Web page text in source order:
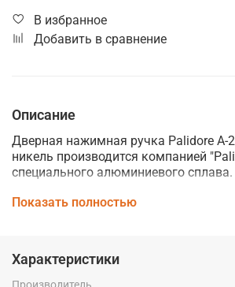
В избранное
Добавить в сравнение
Описание
Дверная нажимная ручка Palidore
никель производится компанией
специального алюминиевого сплава.
Дверные ручки Palidore
и идеально подойдут к интерьеру
подчеркнув его элегантность и стиль.
Показать полностью
Характеристики